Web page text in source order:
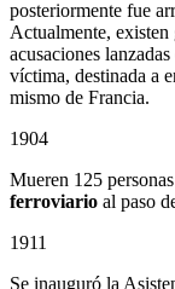
posteriormente fue
Actualmente, existen
acusaciones
víctima, destinada a
mismo de Francia.
1904
Mueren 125
ferroviario al paso
1911
Se inauguró la